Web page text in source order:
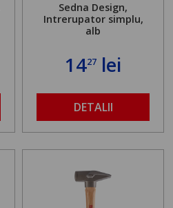
Sedna Design,
Intrerupator simplu,
alb
1427 lei
DETALII